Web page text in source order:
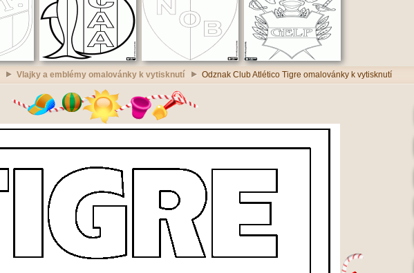
Vlajky a emblémy omalovánky k vytisknutí Odznak Club Atlético Tigre omalovánky k vytisknutí